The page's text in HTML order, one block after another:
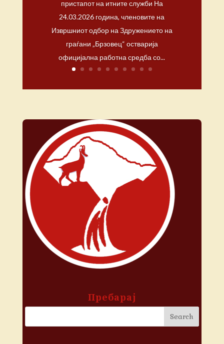
пристапот на итните служби На
24.03.2026 година, членовите на
Извршниот одбор на Здружението на
граѓани „Брзовец“ остварија
официјална работна средба со...
Пребарај